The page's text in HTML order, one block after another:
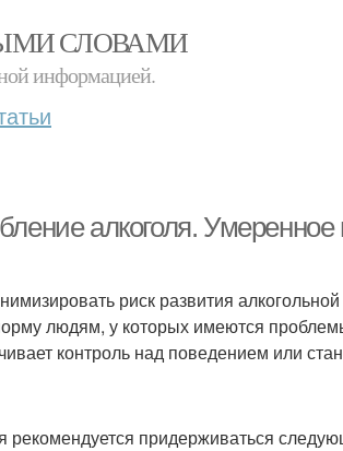
СЛОВАМИ
информацией.
алкоголя.
риск развития
людям, у которых имеются
контроль над поведением или
придерживаться